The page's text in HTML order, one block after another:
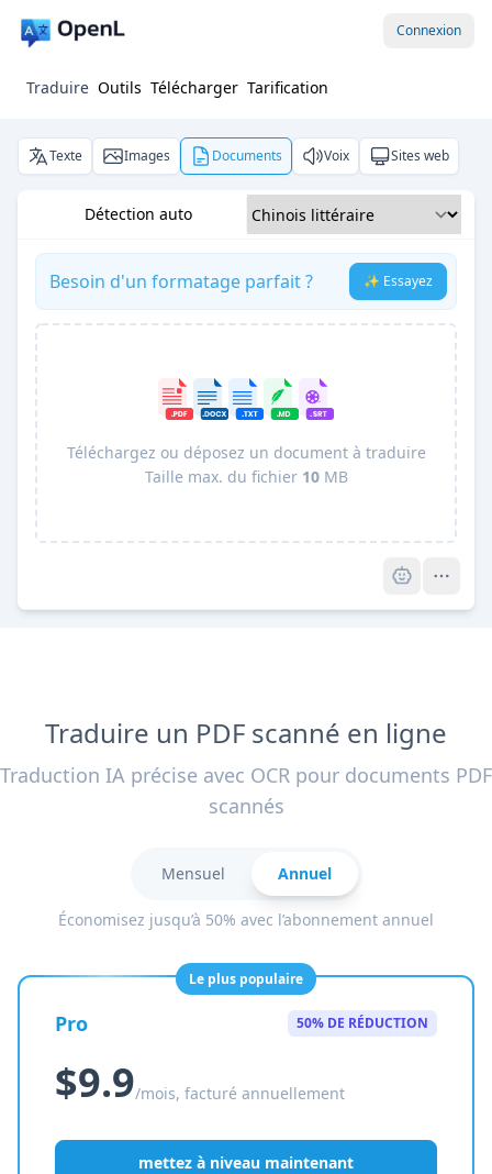
Connexion
Traduire Outils Télécharger Tarification
Texte Images Documents Voix Sites web
Détection auto
Besoin d'un formatage parfait ? ✨ Essayez
Téléchargez ou déposez un document à traduire
Taille max. du fichier 10MB
Traduire un PDF scanné en ligne
Traduction IA précise avec OCR pour documents PDF
scannés
Mensuel Annuel
Économisez jusqu’à 50% avec l’abonnement annuel
Le plus populaire
Pro 50% DE RÉDUCTION
$9.9/mois, facturé annuellement
mettez à niveau maintenant